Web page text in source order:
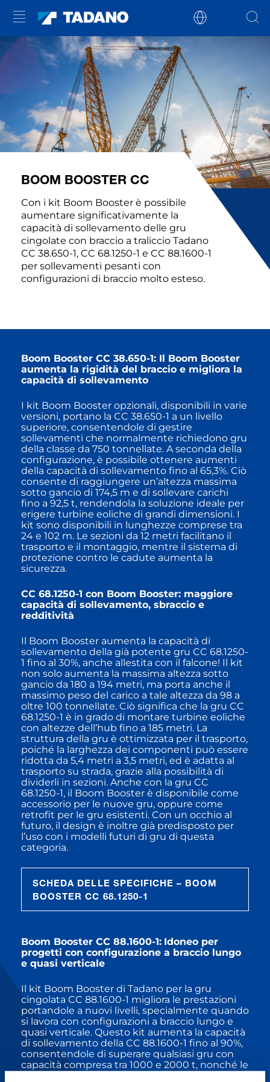
BOOM BOOSTER CC
Con i kit Boom Booster è possibile
aumentare significativamente la
capacità di sollevamento delle gru
cingolate con braccio a traliccio Tadano
CC 38.650-1, CC 68.1250-1 e CC 88.1600-1
per sollevamenti pesanti con
configurazioni di braccio molto esteso.
Boom Booster CC 38.650-1: Il Boom Booster
aumenta la rigidità del braccio e migliora la
capacità di sollevamento
I kit Boom Booster opzionali, disponibili in varie
versioni, portano la CC 38.650-1 a un livello
superiore, consentendole di gestire
sollevamenti che normalmente richiedono gru
della classe da 750 tonnellate. A seconda della
configurazione, è possibile ottenere aumenti
della capacità di sollevamento fino al 65,3%. Ciò
consente di raggiungere un’altezza massima
sotto gancio di 174,5 m e di sollevare carichi
fino a 92,5 t, rendendola la soluzione ideale per
erigere turbine eoliche di grandi dimensioni. I
kit sono disponibili in lunghezze comprese tra
24 e 102 m. Le sezioni da 12 metri facilitano il
trasporto e il montaggio, mentre il sistema di
protezione contro le cadute aumenta la
sicurezza.
CC 68.1250-1 con Boom Booster: maggiore
capacità di sollevamento, sbraccio e
redditività
Il Boom Booster aumenta la capacità di
sollevamento della già potente gru CC 68.1250-
1 fino al 30%, anche allestita con il falcone! Il kit
non solo aumenta la massima altezza sotto
gancio da 180 a 194 metri, ma porta anche il
massimo peso del carico a tale altezza da 98 a
oltre 100 tonnellate. Ciò significa che la gru CC
68.1250-1 è in grado di montare turbine eoliche
con altezze dell’hub fino a 185 metri. La
struttura della gru è ottimizzata per il trasporto,
poiché la larghezza dei componenti può essere
ridotta da 5,4 metri a 3,5 metri, ed è adatta al
trasporto su strada, grazie alla possibilità di
dividerli in sezioni. Anche con la gru CC
68.1250-1, il Boom Booster è disponibile come
accessorio per le nuove gru, oppure come
retrofit per le gru esistenti. Con un occhio al
futuro, il design è inoltre già predisposto per
l’uso con i modelli futuri di gru di questa
categoria.
SCHEDA DELLE SPECIFICHE – BOOM
BOOSTER CC 68.1250-1
Boom Booster CC 88.1600-1: Idoneo per
progetti con configurazione a braccio lungo
e quasi verticale
Il kit Boom Booster di Tadano per la gru
cingolata CC 88.1600-1 migliora le prestazioni
portandole a nuovi livelli, specialmente quando
si lavora con configurazioni a braccio lungo e
quasi verticale. Questo kit aumenta la capacità
di sollevamento della CC 88.1600-1 fino al 90%,
consentendole di superare qualsiasi gru con
capacità compresa tra 1000 e 2000 t, nonché le